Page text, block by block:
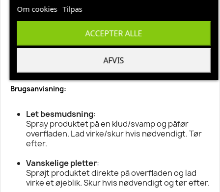
tåler alkali
Leveres i en sprayflaske, klar til brug. Doseres ufortyndet.
Må ikke bruges på vand- og alkalifølsomme og malede
overflader.
Må ikke bruges på overflader der er i kontakt med
Brugsanvisning:
Let besmudsning:
Spray produktet på en klud/svamp og påfør
overfladen. Lad virke/skur hvis nødvendigt. Tør
efter.
Vanskelige pletter:
Sprøjt produktet direkte på overfladen og lad
virke et øjeblik. Skur hvis nødvendigt og tør efter.
Om cookies Tilpas
AFVIS
ACCEPTER ALLE